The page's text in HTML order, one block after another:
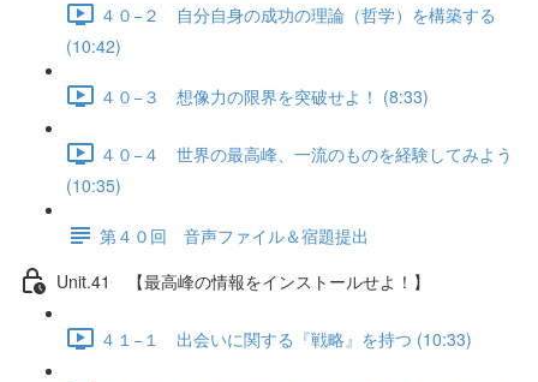
４０−２ 自分自身の成功の理論（哲学）を構築する
(10:42)
４０−３ 想像力の限界を突破せよ！ (8:33)
４０−４ 世界の最高峰、一流のものを経験してみよう
(10:35)
第４０回 音声ファイル＆宿題提出
Unit.41 【最高峰の情報をインストールせよ！】
４１−１ 出会いに関する『戦略』を持つ (10:33)